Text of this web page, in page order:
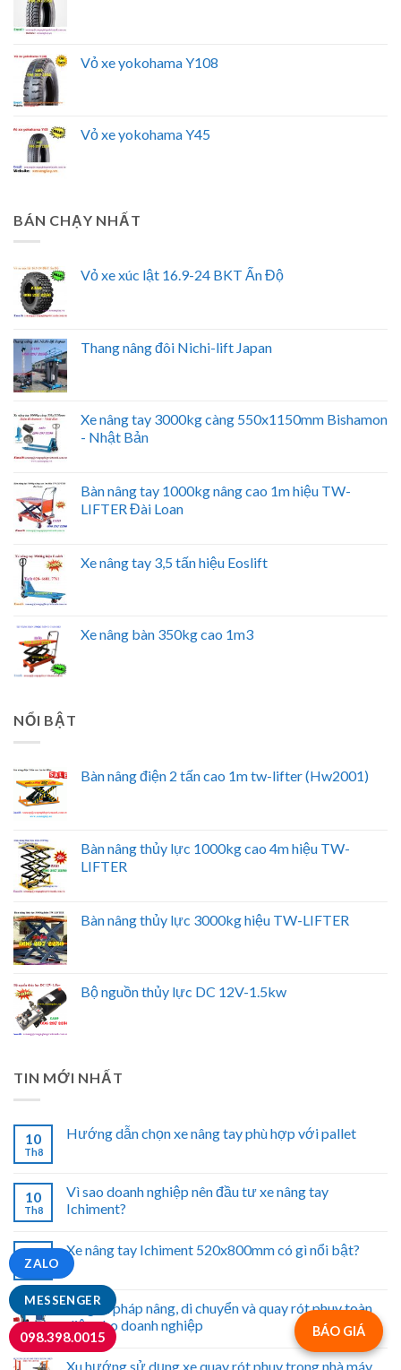
MESSENGER
ZALO
098.398.0015
Vỏ xe yokohama Y108
Vỏ xe yokohama Y45
BÁN CHẠY NHẤT
Vỏ xe xúc lật 16.9-24 BKT Ấn Độ
Thang nâng đôi Nichi-lift Japan
Xe nâng tay 3000kg càng 550x1150mm Bishamon
- Nhật Bản
Bàn nâng tay 1000kg nâng cao 1m hiệu TW-
LIFTER Đài Loan
Xe nâng tay 3,5 tấn hiệu Eoslift
Xe nâng bàn 350kg cao 1m3
NỔI BẬT
Bàn nâng điện 2 tấn cao 1m tw-lifter (Hw2001)
Bàn nâng thủy lực 1000kg cao 4m hiệu TW-
LIFTER
Bàn nâng thủy lực 3000kg hiệu TW-LIFTER
Bộ nguồn thủy lực DC 12V-1.5kw
TIN MỚI NHẤT
10
Th8
Hướng dẫn chọn xe nâng tay phù hợp với pallet
10
Th8
Vì sao doanh nghiệp nên đầu tư xe nâng tay
Ichiment?
Th8
Xe nâng tay Ichiment 520x800mm có gì nổi bật?
Bộ giải pháp nâng, di chuyển và quay rót phuy toàn
diện cho doanh nghiệp
Xu hướng sử dụng xe quay rót phuy trong nhà máy
BÁO GIÁ